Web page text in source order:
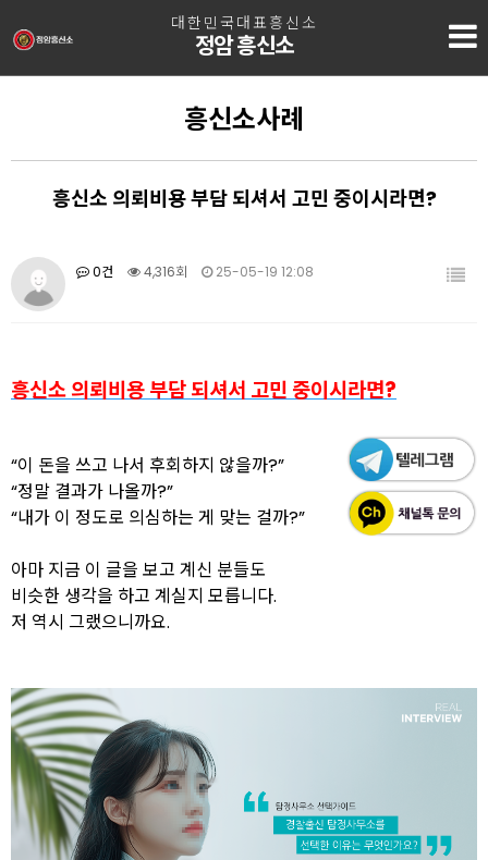
대한민국대표흥신소
정암 흥신소
흥신소사례
흥신소 의뢰비용 부담 되셔서 고민 중이시라면?
0건 4,316회 25-05-19 12:08
흥신소 의뢰비용 부담 되셔서 고민 중이시라면?
“이 돈을 쓰고 나서 후회하지 않을까?”
“정말 결과가 나올까?”
“내가 이 정도로 의심하는 게 맞는 걸까?”
아마 지금 이 글을 보고 계신 분들도
비슷한 생각을 하고 계실지 모릅니다.
저 역시 그랬으니까요.